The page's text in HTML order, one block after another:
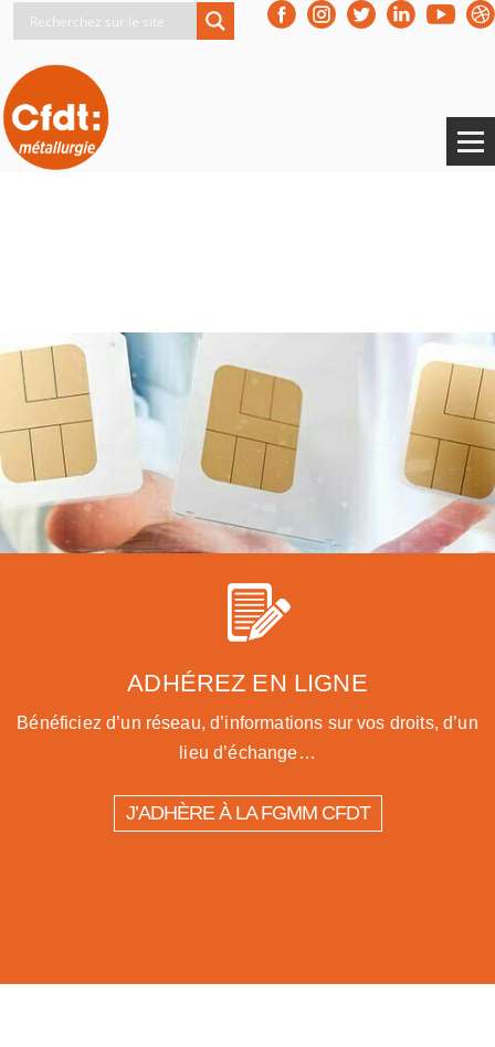
ADHÉREZ EN LIGNE
Bénéficiez d’un réseau, d’informations sur vos droits, d’un
lieu d’échange…
J’ADHÈRE À LA FGMM CFDT